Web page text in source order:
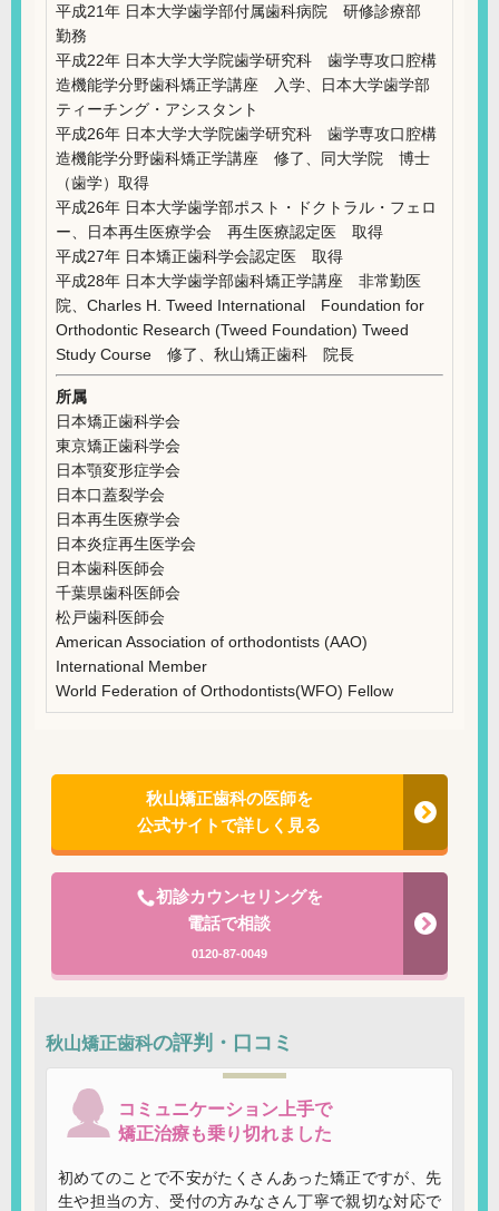
平成21年 日本大学歯学部付属歯科病院 研修診療部
勤務
平成22年 日本大学大学院歯学研究科 歯学専攻口腔構
造機能学分野歯科矯正学講座 入学、日本大学歯学部
ティーチング・アシスタント
平成26年 日本大学大学院歯学研究科 歯学専攻口腔構
造機能学分野歯科矯正学講座 修了、同大学院 博士
（歯学）取得
平成26年 日本大学歯学部ポスト・ドクトラル・フェロ
ー、日本再生医療学会 再生医療認定医 取得
平成27年 日本矯正歯科学会認定医 取得
平成28年 日本大学歯学部歯科矯正学講座 非常勤医
院、Charles H. Tweed International Foundation for
Orthodontic Research (Tweed Foundation) Tweed
Study Course 修了、秋山矯正歯科 院長
所属
日本矯正歯科学会
東京矯正歯科学会
日本顎変形症学会
日本口蓋裂学会
日本再生医療学会
日本炎症再生医学会
日本歯科医師会
千葉県歯科医師会
松戸歯科医師会
American Association of orthodontists (AAO)
International Member
World Federation of Orthodontists(WFO) Fellow
秋山矯正歯科の医師を
公式サイトで詳しく見る
初診カウンセリングを
電話で相談
0120-87-0049
秋山矯正歯科の評判・口コミ
コミュニケーション上手で
矯正治療も乗り切れました
初めてのことで不安がたくさんあった矯正ですが、先
生や担当の方、受付の方みなさん丁寧で親切な対応で